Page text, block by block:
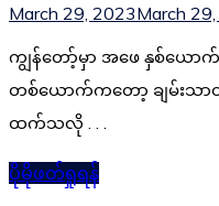
March 29, 2023March
ကျွန်တော့်မှာ အဖေ နှစ်ယော
တစ်ယောက်ကတော့ ချမ်းသ
ထက်သလို . . .
ပိုမိုဖတ်ရှုရန်